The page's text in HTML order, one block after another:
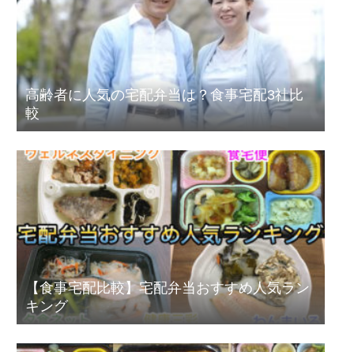
高齢者に人気の宅配弁当は？食事宅配3社比
較
【食事宅配比較】宅配弁当おすすめ人気ラン
キング